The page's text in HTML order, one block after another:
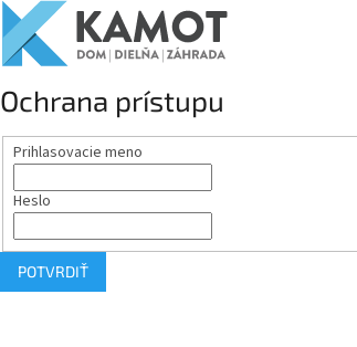
Ochrana prístupu
Prihlasovacie meno
Heslo
POTVRDIŤ